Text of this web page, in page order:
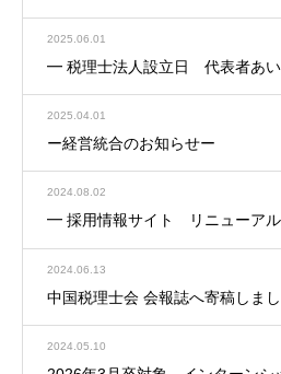
2025.06.01
━ 税理士法人設立日 代表者あ
2025.04.01
ー経営統合のお知らせー
2024.08.02
━ 採用情報サイト リニューア
2024.06.13
中国税理士会 会報誌へ寄稿しま
2024.05.10